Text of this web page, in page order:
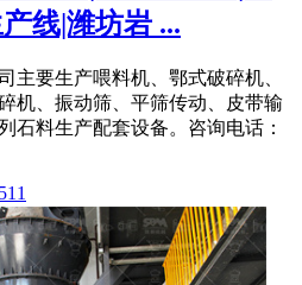
线|潍坊岩 ...
主要生产喂料机、鄂式破碎机、
机、振动筛、平筛传动、皮带输
石料生产配套设备。咨询电话：